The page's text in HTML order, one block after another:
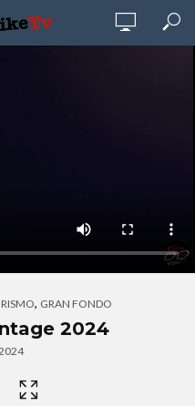
, GRAN FONDO
2024